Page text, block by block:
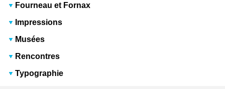
Fourneau et Fornax
Impressions
Musées
Rencontres
Typographie